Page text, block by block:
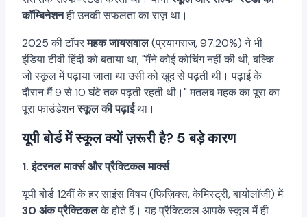
कॉम्बिनेशनही उनकी सफलता का राज़ था।
2025 की टॉपरमहक जायसवाल(प्रयागराज, 97.20%) ने भी
इंडिया टीवी हिंदी को बताया था, "मैंने कोई कोचिंग नहीं की थी, बल्कि
जो स्कूल में पढ़ाया जाता था उसी को खुद से पढ़ती थी। पढ़ाई के
दौरान मैं 9 से 10 घंटे तक पढ़ती रहती थी।" मतलब महक का पूरा का
पूरा फाउंडेशनस्कूल की पढ़ाईथा।
यूपी बोर्ड में स्कूल क्यों ज़रूरी है? 5 बड़े कारण
1. इंटरनल मार्क्स और प्रैक्टिकल मार्क्स
यूपी बोर्ड 12वीं के हर साइंस विषय (फिज़िक्स, केमिस्ट्री, बायोलॉजी) में
30 अंक प्रैक्टिकलके होते हैं। यह प्रैक्टिकल आपके स्कूल में ही